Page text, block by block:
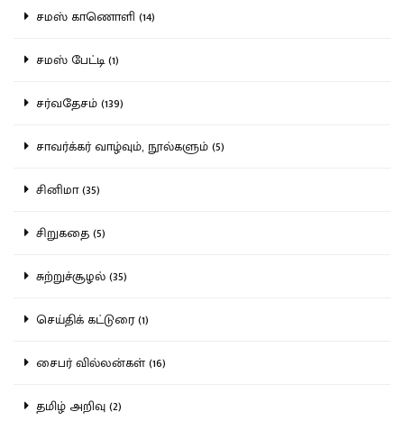
சமஸ் காணொளி (14)
சமஸ் பேட்டி (1)
சர்வதேசம் (139)
சாவர்க்கர் வாழ்வும், நூல்களும் (5)
சினிமா (35)
சிறுகதை (5)
சுற்றுச்சூழல் (35)
செய்திக் கட்டுரை (1)
சைபர் வில்லன்கள் (16)
தமிழ் அறிவு (2)